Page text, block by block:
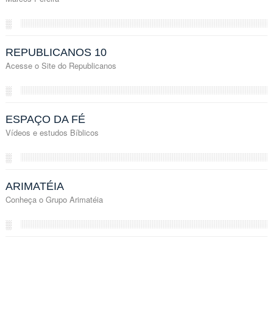
░
REPUBLICANOS 10
Acesse o Site do Republicanos
░
ESPAÇO DA FÉ
Vídeos e estudos Bíblicos
░
ARIMATÉIA
Conheça o Grupo Arimatéia
░